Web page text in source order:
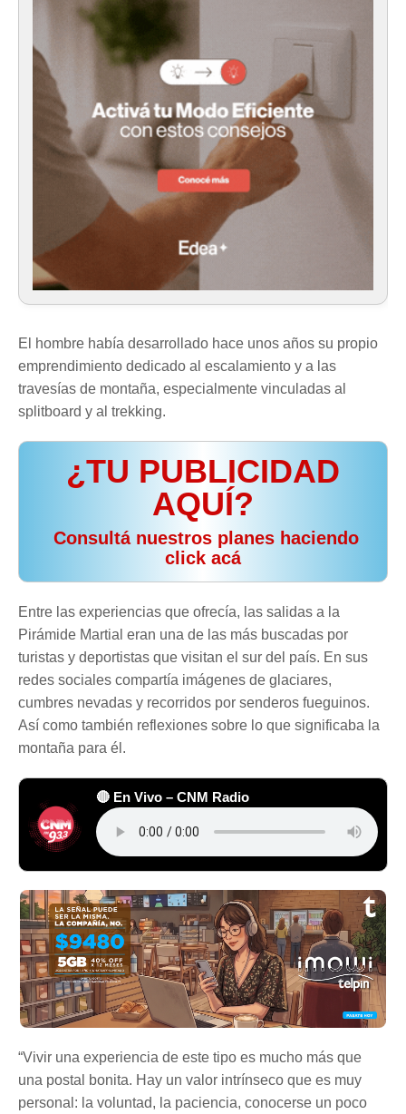
El hombre había desarrollado hace unos años su propio
emprendimiento dedicado al escalamiento y a las
travesías de montaña, especialmente vinculadas al
splitboard y al trekking.
¿TU PUBLICIDAD
AQUÍ?
️ Consultá nuestros planes haciendo
click acá
Entre las experiencias que ofrecía, las salidas a la
Pirámide Martial eran una de las más buscadas por
turistas y deportistas que visitan el sur del país. En sus
redes sociales compartía imágenes de glaciares,
cumbres nevadas y recorridos por senderos fueguinos.
Así como también reflexiones sobre lo que significaba la
montaña para él.
🔴 En Vivo – CNM Radio
“Vivir una experiencia de este tipo es mucho más que
una postal bonita. Hay un valor intrínseco que es muy
personal: la voluntad, la paciencia, conocerse un poco